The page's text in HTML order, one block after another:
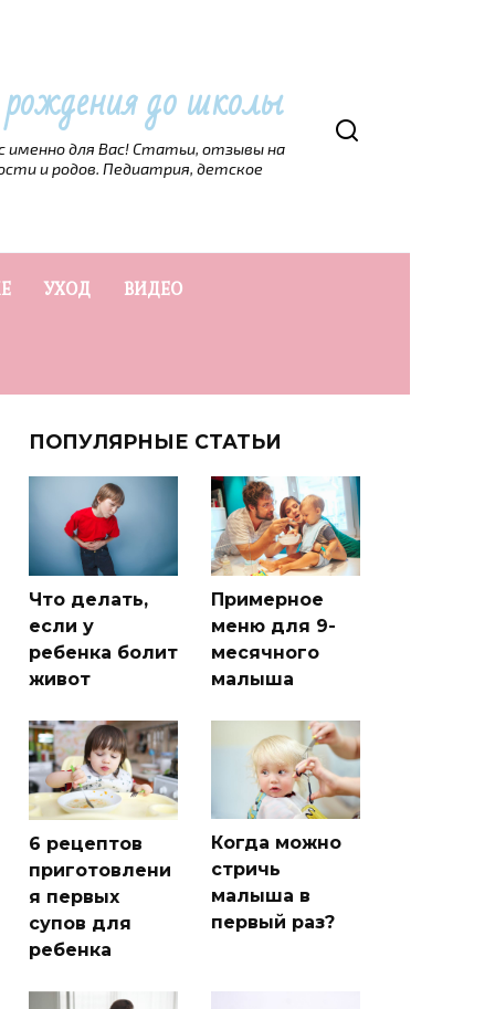
до школы
именно для Вас! Статьи, отзывы на
и родов. Педиатрия, детское
УХОД ВИДЕО
ПОПУЛЯРНЫЕ СТАТЬИ
Что делать,
если у
ребенка болит
живот
Примерное
меню для 9-
месячного
малыша
6 рецептов
приготовлени
я первых
супов для
ребенка
Когда можно
стричь
малыша в
первый раз?